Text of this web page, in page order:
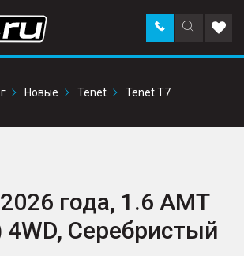
Поиск
по
Заказать
звонок в
Новые Tenet Tenet T7
года, 1.6 AMT
4WD, Серебристый